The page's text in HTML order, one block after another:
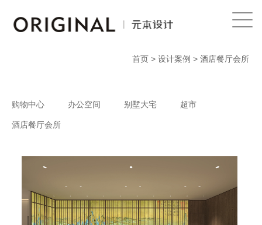
设计团队
荣誉
新闻媒体
联系我们
首页> 设计案例 > 酒店餐厅会所
购物中心 办公空间 别墅大宅 超市
酒店餐厅会所